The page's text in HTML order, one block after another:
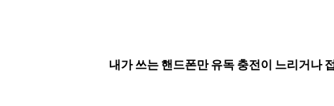
내가 쓰는 핸드폰만 유독 충전이 느리거나